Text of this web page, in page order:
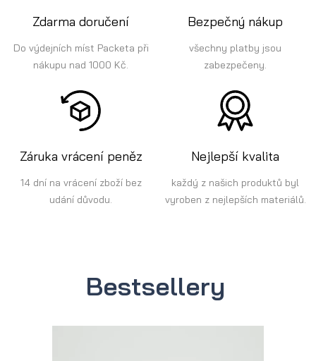
Zdarma doručení
Do výdejních míst Packeta při
nákupu nad 1000 Kč.
Bezpečný nákup
všechny platby jsou
zabezpečeny.
Záruka vrácení peněz
14 dní na vrácení zboží bez
udání důvodu.
Nejlepší kvalita
každý z našich produktů byl
vyroben z nejlepších materiálů.
Bestsellery